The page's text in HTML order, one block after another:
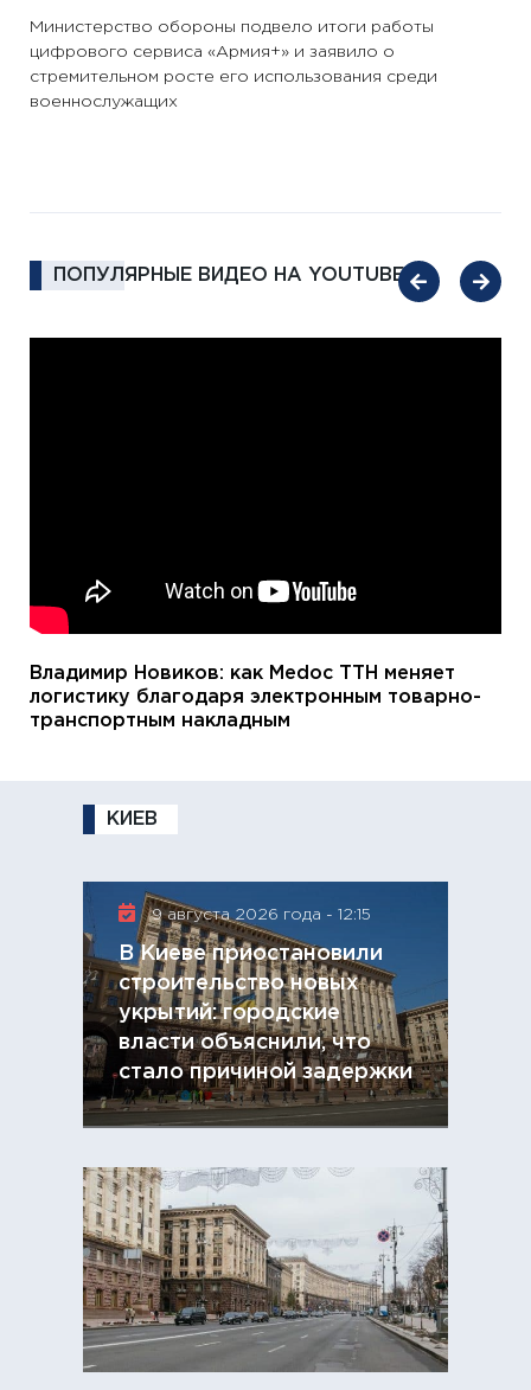
Министерство обороны подвело итоги работы
цифрового сервиса «Армия+» и заявило о
стремительном росте его использования среди
военнослужащих
ПОПУЛЯРНЫЕ ВИДЕО НА YOUTUBE
Владимир Новиков: как Medoc ТТН меняет
логистику благодаря электронным товарно-
транспортным накладным
КИЕВ
9 августа 2026 года - 12:15
В Киеве приостановили
строительство новых
укрытий: городские
власти объяснили, что
стало причиной задержки